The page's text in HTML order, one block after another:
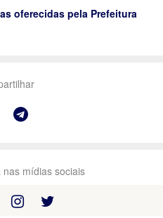
oferecidas pela Prefeitura
nas mídias sociais